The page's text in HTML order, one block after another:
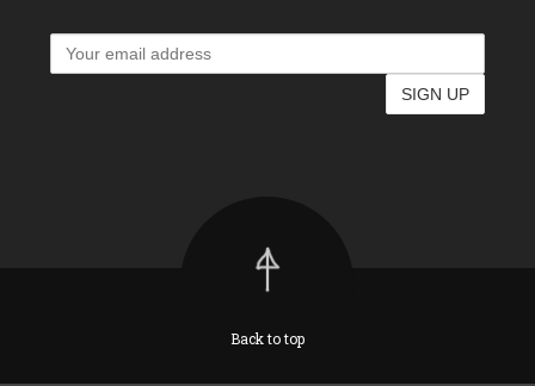
Back to top